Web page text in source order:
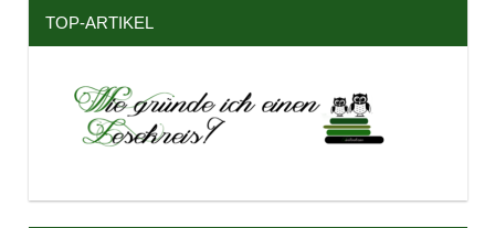
TOP-ARTIKEL